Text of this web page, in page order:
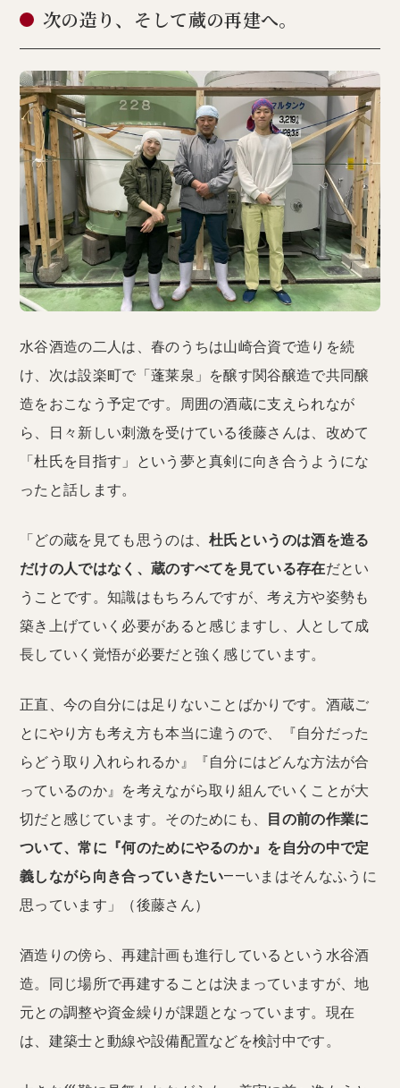
次の造り、そして蔵の再建へ。
水谷酒造の二人は、春のうちは山崎合資で造りを続
け、次は設楽町で「蓬莱泉」を醸す関谷醸造で共同醸
造をおこなう予定です。周囲の酒蔵に支えられなが
ら、日々新しい刺激を受けている後藤さんは、改めて
「杜氏を目指す」という夢と真剣に向き合うようにな
ったと話します。
「どの蔵を見ても思うのは、杜氏というのは酒を造る
だけの人ではなく、蔵のすべてを見ている存在だとい
うことです。知識はもちろんですが、考え方や姿勢も
築き上げていく必要があると感じますし、人として成
長していく覚悟が必要だと強く感じています。
正直、今の自分には足りないことばかりです。酒蔵ご
とにやり方も考え方も本当に違うので、『自分だった
らどう取り入れられるか』『自分にはどんな方法が合
っているのか』を考えながら取り組んでいくことが大
切だと感じています。そのためにも、 目の前の作業に
ついて、常に『何のためにやるのか』を自分の中で定
義しながら向き合っていきたい——いまはそんなふうに
思っています」（後藤さん）
酒造りの傍ら、再建計画も進行しているという水谷酒
造。同じ場所で再建することは決まっていますが、地
元との調整や資金繰りが課題となっています。現在
は、建築士と動線や設備配置などを検討中です。